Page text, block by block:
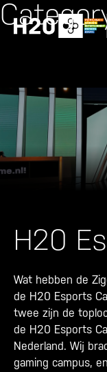
Skip
to
H20
Wat hebben de
de H20 Esports
twee zijn de
de H20 Esports
Nederland. Wij
gaming campus,